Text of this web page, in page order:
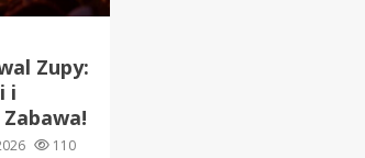
Zupy:
i
110